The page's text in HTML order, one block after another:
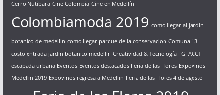
Cerro Nutibara Cine Colombia Cine en Medellín
Colombiamoda 2019 como llegar al jardin
botanico de medellin como llegar parque de la conservacion Comuna 13
costo entrada jardin botanico medellin Creatividad & Tecnología –GFACCT
escapada urbana Eventos Eventos destacados Feria de las Flores Expovinos
Medellín 2019 Expovinos regresa a Medellín Feria de las Flores 4 de agosto